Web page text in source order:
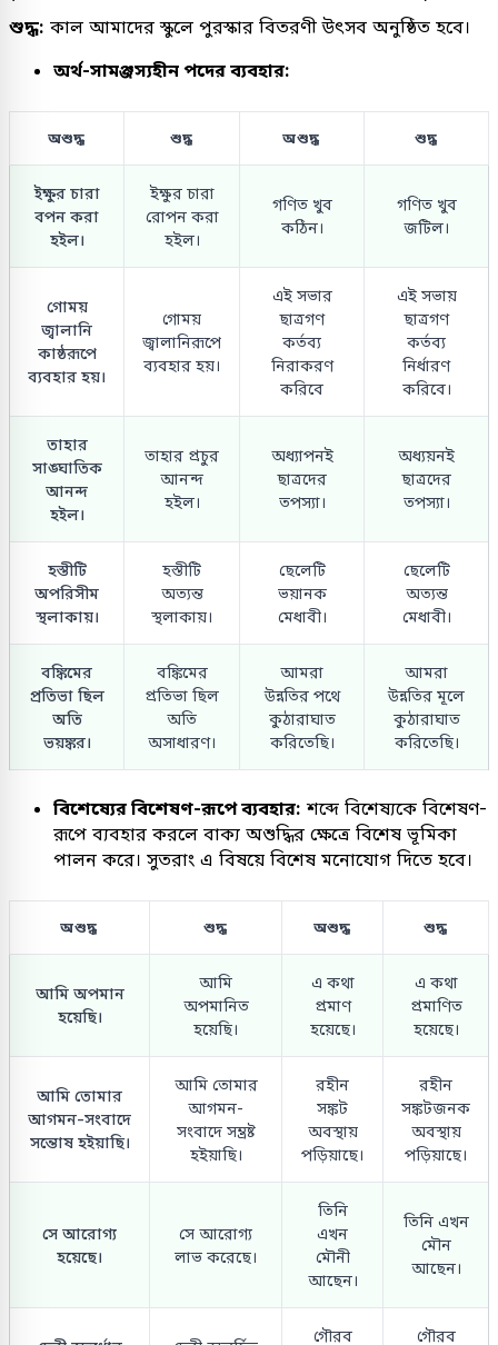
শুদ্ধ: কাল আমাদের স্কুলে পুরস্কার বিতরণী উৎসব অনুষ্ঠিত হবে।
অর্থ-সামঞ্জস্যহীন পদের ব্যবহার:
অশুদ্ধ শুদ্ধ অশুদ্ধ শুদ্ধ
ইক্ষুর চারা
বপন করা
হইল।
ইক্ষুর চারা
রোপন করা
হইল।
গণিত খুব
কঠিন।
গণিত খুব
জটিল।
গোময়
জ্বালানি
কাষ্ঠরূপে
ব্যবহার হয়।
গোময়
জ্বালানিরূপে
ব্যবহার হয়।
এই সভার
ছাত্রগণ
কর্তব্য
নিরাকরণ
করিবে
এই সভায়
ছাত্রগণ
কর্তব্য
নির্ধারণ
করিবে।
তাহার
সাঙ্ঘাতিক
আনন্দ
হইল।
তাহার প্রচুর
আনন্দ
হইল।
অধ্যাপনই
ছাত্রদের
তপস্যা।
অধ্যয়নই
ছাত্রদের
তপস্যা।
হস্তীটি
অপরিসীম
স্থলাকায়।
হস্তীটি
অত্যন্ত
স্থলাকায়।
ছেলেটি
ভয়ানক
মেধাবী।
ছেলেটি
অত্যন্ত
মেধাবী।
বঙ্কিমের
প্রতিভা ছিল
অতি
ভয়ঙ্কর।
বঙ্কিমের
প্রতিভা ছিল
অতি
অসাধারণ।
আমরা
উন্নতির পথে
কুঠারাঘাত
করিতেছি।
আমরা
উন্নতির মূলে
কুঠারাঘাত
করিতেছি।
বিশেষ্যের বিশেষণ-রূপে ব্যবহার: শব্দে বিশেষ্যকে বিশেষণ-
রূপে ব্যবহার করলে বাক্য অশুদ্ধির ক্ষেত্রে বিশেষ ভূমিকা
পালন করে। সুতরাং এ বিষয়ে বিশেষ মনোযোগ দিতে হবে।
অশুদ্ধ শুদ্ধ অশুদ্ধ শুদ্ধ
আমি অপমান
হয়েছি।
আমি
অপমানিত
হয়েছি।
এ কথা
প্রমাণ
হয়েছে।
এ কথা
প্রমাণিত
হয়েছে।
আমি তোমার
আগমন-সংবাদে
সন্তোষ হইয়াছি।
আমি তোমার
আগমন-
সংবাদে সম্ভ্রষ্ট
হইয়াছি।
রহীন
সঙ্কট
অবস্থায়
পড়িয়াছে।
রহীন
সঙ্কটজনক
অবস্থায়
পড়িয়াছে।
সে আরোগ্য
হয়েছে।
সে আরোগ্য
লাভ করেছে।
তিনি
এখন
মৌনী
আছেন।
তিনি এখন
মৌন
আছেন।
গৌরব
গৌরব